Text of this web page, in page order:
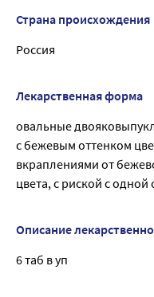
Страна происхождения
Россия
Лекарственная форма
овальные
с бежевым оттенком
вкраплениями от
цвета, с риской с
Описание
6 таб в уп